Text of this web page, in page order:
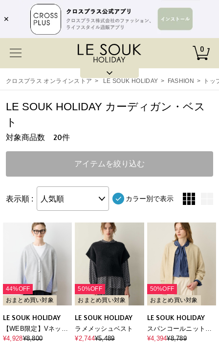
✕
0
クロスプラス オンラインストア > LE SOUK HOLIDAY > FASHION > トッ
対象商品数 20件
LE SOUK HOLIDAY カーディガン・ベス
ト
アイテムを絞り込む
表示順 : 人気順 カラー別で表示
44%OFF
おまとめ買い対象
LE SOUK HOLIDAY
【WEB限定】Vネック
ドッキングカーディガ
¥4,928¥8,800
50%OFF
おまとめ買い対象
LE SOUK HOLIDAY
ラメメッシュベスト
¥2,744¥5,489
50%OFF
おまとめ買い対象
LE SOUK HOLIDAY
スパンコールニットカ
ーディガン
¥4,394¥8,789